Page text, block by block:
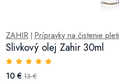
ZAHIR Prípravky na čistenie pleti
Slivkový olej Zahir 30ml
10 € 13 €